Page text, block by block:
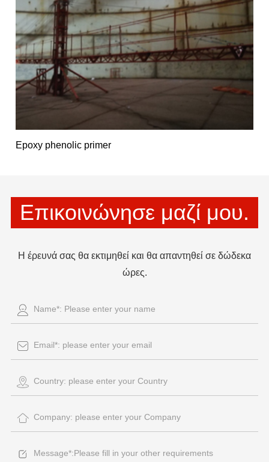
Epoxy phenolic primer
Επικοινώνησε μαζί μου.
Η έρευνά σας θα εκτιμηθεί και θα απαντηθεί σε δώδεκα
ώρες.